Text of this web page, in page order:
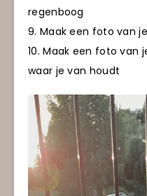
regenboog
9. Maak een foto van
10. Maak een foto van
waar je van houdt